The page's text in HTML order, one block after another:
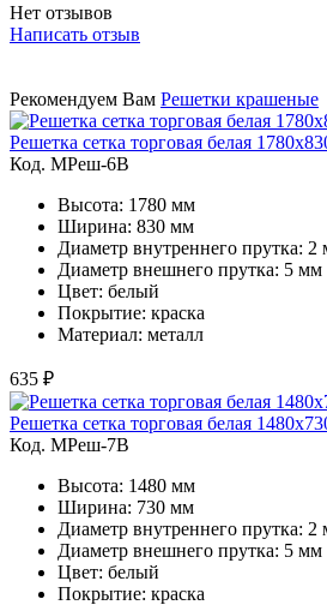
Нет отзывов
Написать отзыв
Рекомендуем Вам Решетки крашеные
Решетка сетка торговая белая
Код. MРеш-6В
Высота: 1780 мм
Ширина: 830 мм
Диаметр внутреннего прутка: 2
Диаметр внешнего прутка: 5 мм
Цвет: белый
Покрытие: краска
Материал: металл
635 ₽
Решетка сетка торговая белая
Код. MРеш-7В
Высота: 1480 мм
Ширина: 730 мм
Диаметр внутреннего прутка: 2
Диаметр внешнего прутка: 5 мм
Цвет: белый
Покрытие: краска